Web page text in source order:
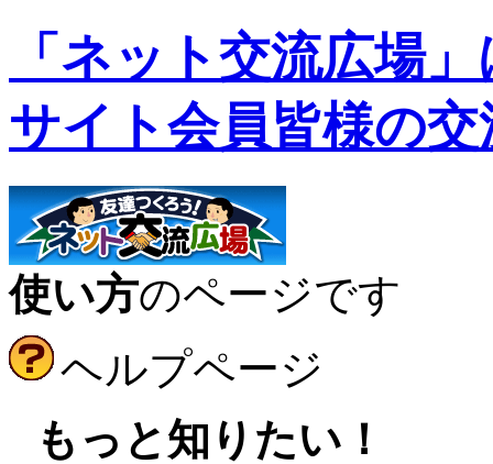
「ネット交流広場
サイト会員皆様の
使い方のページです
ヘルプページ
もっと知りたい！